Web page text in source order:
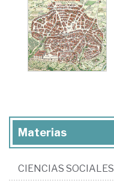
Materias
CIENCIAS SOCIALES